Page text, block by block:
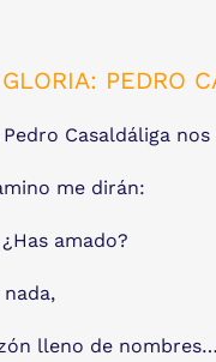
PEDRO
Casaldáliga
me dirán:
amado?
lleno de